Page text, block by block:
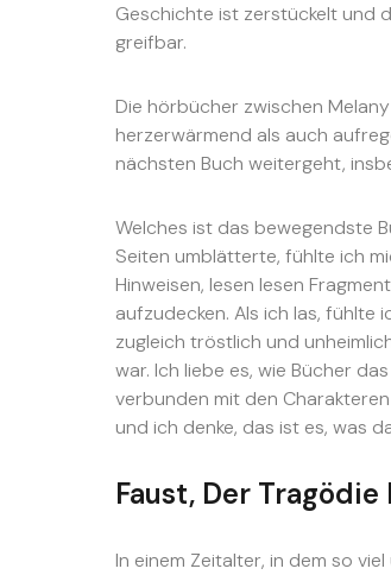
Geschichte ist zerstückelt und
greifbar.
Die hörbücher zwischen
herzerwärmend als auch
nächsten Buch weitergeht,
Welches ist das bewegendste
Seiten umblätterte, fühlte ich
Hinweisen, lesen lesen
aufzudecken. Als ich las,
zugleich tröstlich und
war. Ich liebe es, wie Bücher
verbunden mit den
und ich denke, das ist es, was
Faust, Der
In einem Zeitalter, in dem so